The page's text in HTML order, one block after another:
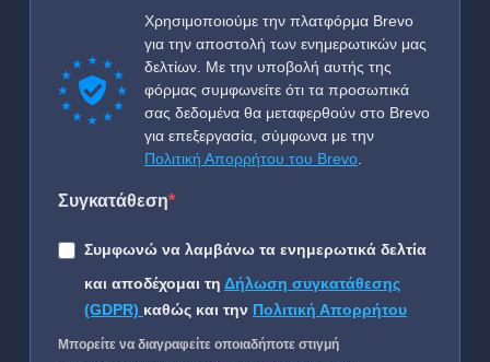
Χρησιμοποιούμε την πλατφόρμα Brevo
για την αποστολή των ενημερωτικών μας
δελτίων. Με την υποβολή αυτής της
φόρμας συμφωνείτε ότι τα προσωπικά
σας δεδομένα θα μεταφερθούν στο Brevo
για επεξεργασία, σύμφωνα με την
Πολιτική Απορρήτου του Brevo
Συγκατάθεση
Συμφωνώ να λαμβάνω τα ενημερωτικά δελτία
και αποδέχομαι τη Δήλωση συγκατάθεσης
(GDPR) καθώς και την Πολιτική Απορρήτου
Μπορείτε να διαγραφείτε οποιαδήποτε στιγμή